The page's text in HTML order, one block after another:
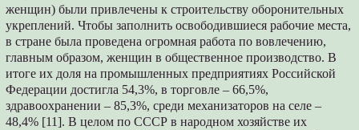
женщин) были привлечены к строительству оборонительных
укреплений. Чтобы заполнить освободившиеся рабочие места,
в стране была проведена огромная работа по вовлечению,
главным образом, женщин в общественное производство. В
итоге их доля на промышленных предприятиях Российской
Федерации достигла 54,3%, в торговле – 66,5%,
здравоохранении – 85,3%, среди механизаторов на селе –
48,4% [11]. В целом по СССР в народном хозяйстве их